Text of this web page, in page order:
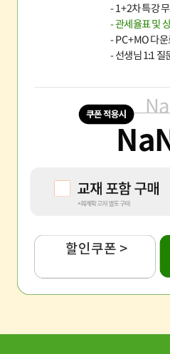
- 1+2차 특강
- 관세율표 및
- PC+MO 다운
- 선생님 1:1 질
할인쿠폰 >